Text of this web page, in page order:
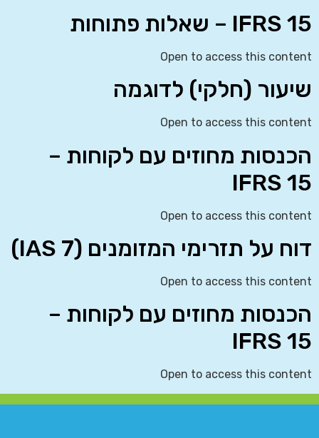
IFRS 15 – שאלות פתוחות
Open to access this content
שיעור (חלקי) לדוגמה
Open to access this content
הכנסות מחוזים עם לקוחות –
IFRS 15
Open to access this content
דוח על תזרימי המזומנים (IAS 7)
Open to access this content
הכנסות מחוזים עם לקוחות –
IFRS 15
Open to access this content